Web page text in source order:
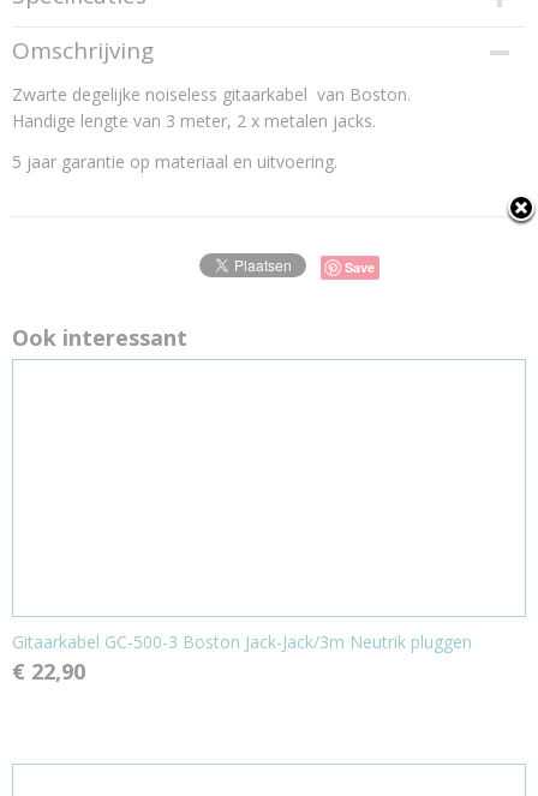
Productcode
GC-220-3
Omschrijving
Zwarte degelijke noiseless gitaarkabel van Boston.
Handige lengte van 3 meter, 2 x metalen jacks.
5 jaar garantie op materiaal en uitvoering.
Save
Ook interessant
Gitaarkabel GC-500-3 Boston Jack-Jack/3m Neutrik pluggen
€ 22,90